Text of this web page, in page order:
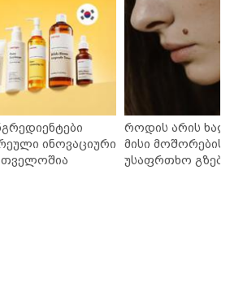
ინოვაციური
როდის არის
მისი მოშორების
უსაფრთხო გზები